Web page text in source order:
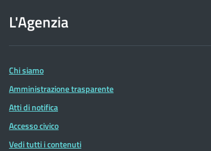
dell'Agenzia
delle
Entrate
L'Agenzia
Chi siamo
Amministrazione trasparente
Atti di notifica
Accesso civico
Vedi tutti i contenuti